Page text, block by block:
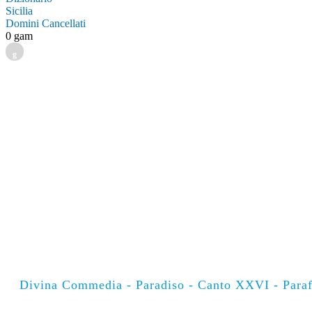
Sicilia
Domini Cancellati
0 gam
g
Divina Commedia - Paradiso - Canto XXVI -